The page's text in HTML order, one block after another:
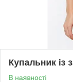
Купальник із
В наявності